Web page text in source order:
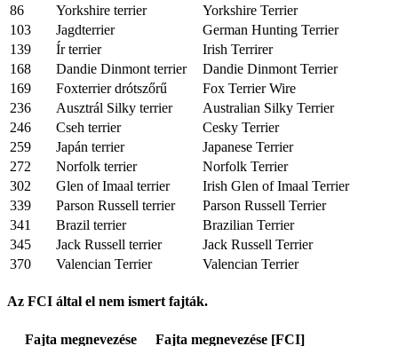
86
Yorkshire terrier
Yorkshire Terrier
103
Jagdterrier
German Hunting Terrier
139
Ír terrier
Irish Terrirer
168
Dandie Dinmont terrier
Dandie Dinmont Terrier
169
Foxterrier drótszőrű
Fox Terrier Wire
236
Ausztrál Silky terrier
Australian Silky Terrier
246
Cseh terrier
Cesky Terrier
259
Japán terrier
Japanese Terrier
272
Norfolk terrier
Norfolk Terrier
302
Glen of Imaal terrier
Irish Glen of Imaal Terrier
339
Parson Russell terrier
Parson Russell Terrier
341
Brazil terrier
Brazilian Terrier
345
Jack Russell terrier
Jack Russell Terrier
370
Valencian Terrier Valencian Terrier
Az FCI által el nem ismert fajták.
Fajta megnevezése Fajta megnevezése [FCI]